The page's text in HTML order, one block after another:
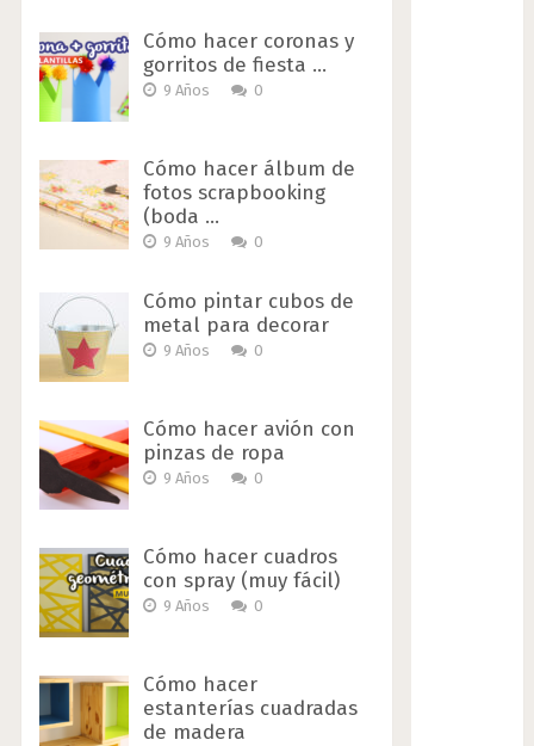
Cómo hacer coronas y
gorritos de fiesta …
9 Años 0
Cómo hacer álbum de
fotos scrapbooking
(boda …
9 Años 0
Cómo pintar cubos de
metal para decorar
9 Años 0
Cómo hacer avión con
pinzas de ropa
9 Años 0
Cómo hacer cuadros
con spray (muy fácil)
9 Años 0
Cómo hacer
estanterías cuadradas
de madera